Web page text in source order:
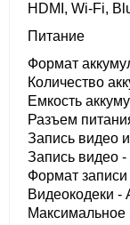
HDMI, Wi-Fi,
Питание
Формат
Количество
Емкость
Разъем
Запись видео и
Запись видео -
Формат
Видеокодеки -
Максимальное